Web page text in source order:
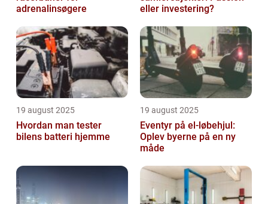
adrenalinsøgere
eller investering?
19 august 2025
Hvordan man tester
bilens batteri hjemme
19 august 2025
Eventyr på el-løbehjul:
Oplev byerne på en ny
måde